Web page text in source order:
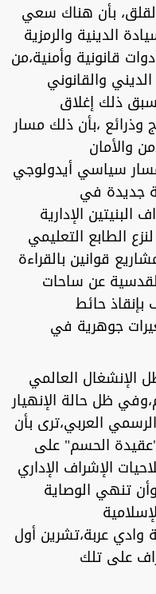
بأن هناك سعي
الدينية والرمزية
قانونية وأمنية،من
والقانوني
ذلك إغلاق
تحت حجج وذرائع ،بأن ذلك مسار
والأمان
سياسي أيدولوجي
جديدة في
الإدارية
الطابع التعليمي
قوانين بالقراءة
عن ساحات
حائط
جوهرية في
الإنشغال العالمي
ظل حالة الإنهيار
العربي،ترى بأن
الحسم" على
الإشراف الإداري
تنهي الوصاية
وادي عربة،تشرين أول
على تلك